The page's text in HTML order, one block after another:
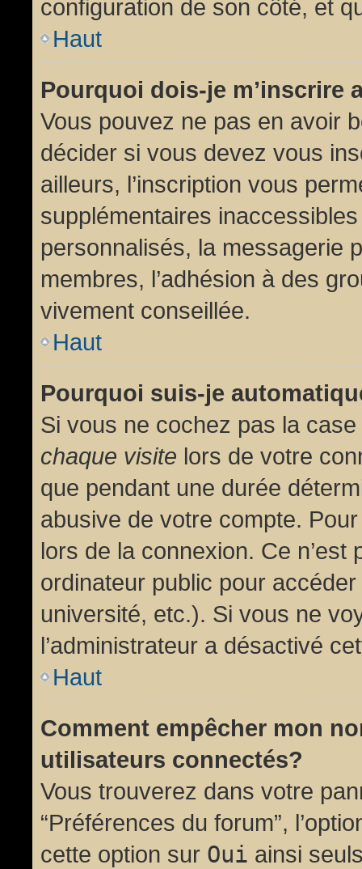
configuration de son côté, et
Haut
Pourquoi dois-je m’inscrire
Vous pouvez ne pas en avoir
décider si vous devez vous
ailleurs, l’inscription vous
supplémentaires
personnalisés, la messagerie
membres, l’adhésion à des
vivement conseillée.
Haut
Pourquoi suis-je
Si vous ne cochez pas la case
chaque visite lors de votre
que pendant une durée
abusive de votre compte.
lors de la connexion. Ce
ordinateur public pour
université, etc.). Si vous ne
l’administrateur a désactivé
Haut
Comment empêcher mon
utilisateurs connectés?
Vous trouverez dans votre
“Préférences du forum”,
cette option sur Oui ainsi